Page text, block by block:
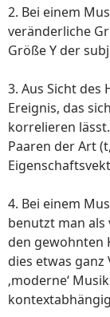
2. Bei einem
veränderliche
Größe Y der
3. Aus Sicht des
Ereignis, das
korrelieren
Paaren der Art
4. Bei einem
benutzt man als
den gewohnten
dies etwas ganz
‚moderne‘